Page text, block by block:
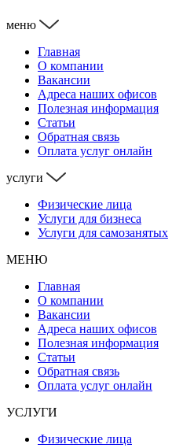
меню
Главная
О компании
Вакансии
Адреса наших офисов
Полезная информация
Статьи
Обратная связь
Оплата услуг онлайн
услуги
Физические лица
Услуги для бизнеса
Услуги для самозанятых
МЕНЮ
Главная
О компании
Вакансии
Адреса наших офисов
Полезная информация
Статьи
Обратная связь
Оплата услуг онлайн
УСЛУГИ
Физические лица